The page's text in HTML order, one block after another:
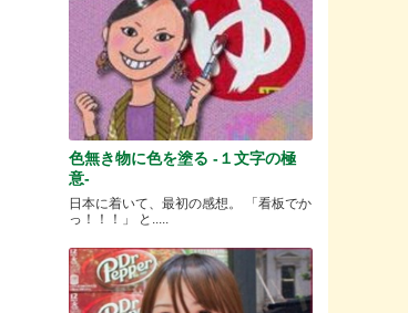
色無き物に色を塗る -１文字の極
意-
日本に着いて、最初の感想。 「看板でか
っ！！！」 と.....